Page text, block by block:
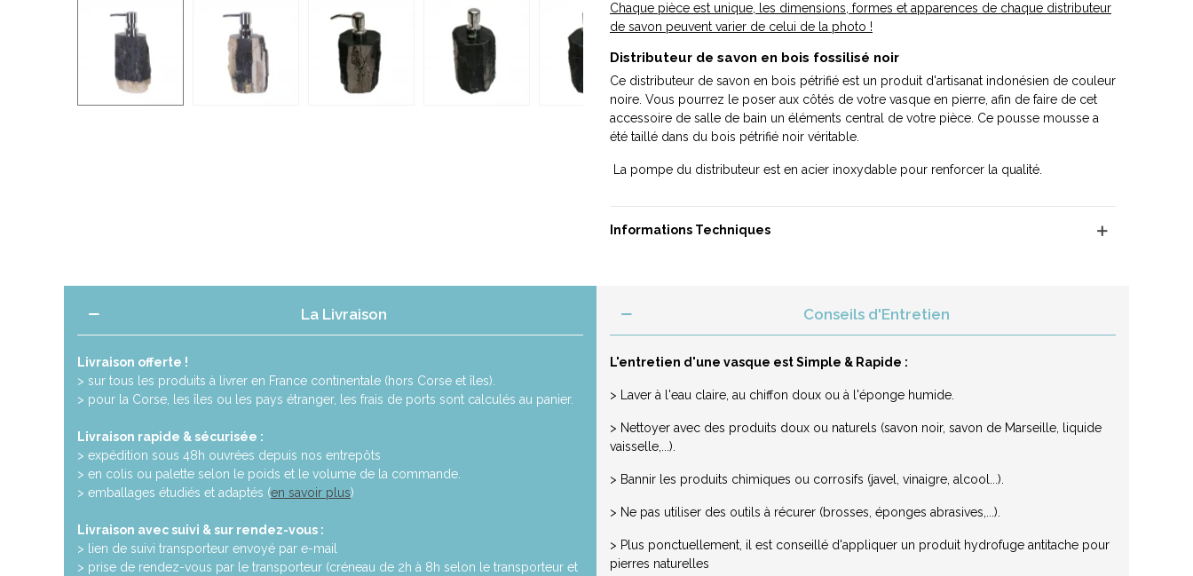
Chaque pièce est unique, les dimensions, formes et apparences de chaque distributeur
de savon peuvent varier de celui de la photo !
Distributeur de savon en bois fossilisé noir
Ce distributeur de savon en bois pétrifié est un produit d'artisanat indonésien de couleur
noire. Vous pourrez le poser aux côtés de votre vasque en pierre, afin de faire de cet
accessoire de salle de bain un éléments central de votre pièce. Ce pousse mousse a
été taillé dans du bois pétrifié noir véritable.
La pompe du distributeur est en acier inoxydable pour renforcer la qualité.
Informations Techniques
La Livraison
Livraison offerte !
> sur tous les produits à livrer en France continentale (hors Corse et îles).
> pour la Corse, les îles ou les pays étranger, les frais de ports sont calculés au panier.
Livraison rapide & sécurisée :
> expédition sous 48h ouvrées depuis nos entrepôts
> en colis ou palette selon le poids et le volume de la commande.
> emballages étudiés et adaptés (en savoir plus)
Livraison avec suivi & sur rendez-vous :
> lien de suivi transporteur envoyé par e-mail
> prise de rendez-vous par le transporteur (créneau de 2h à 8h selon le transporteur et
Conseils d'Entretien
L'entretien d'une vasque est Simple & Rapide :
> Laver à l'eau claire, au chiffon doux ou à l'éponge humide.
> Nettoyer avec des produits doux ou naturels (savon noir, savon de Marseille, liquide
vaisselle,...).
> Bannir les produits chimiques ou corrosifs (javel, vinaigre, alcool...).
> Ne pas utiliser des outils à récurer (brosses, éponges abrasives,...).
> Plus ponctuellement, il est conseillé d'appliquer un produit hydrofuge antitache pour
pierres naturelles